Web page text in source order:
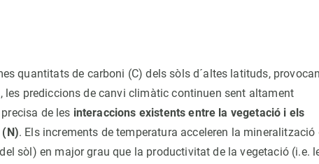
quantitats de carboni (C) dels sòls d´altes latituds,
prediccions de canvi climàtic continuen sent altament
de les interaccions existents entre la vegetació i els
. Els increments de temperatura acceleren la mineralització
sòl) en major grau que la productivitat de la vegetació (i.e.